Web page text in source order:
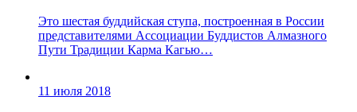
Это шестая буддийская ступа, построенная в России
представителями Ассоциации Буддистов Алмазного
Пути Традиции Карма Кагью…
11 июля 2018